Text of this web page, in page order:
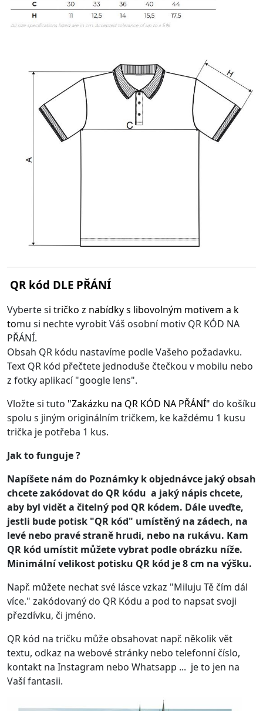
QR kód DLE PŘÁNÍ
Vyberte si tričko z nabídky s libovolným motivem a k
tomu si nechte vyrobit Váš osobní motiv QR KÓD NA
PŘÁNÍ.
Obsah QR kódu nastavíme podle Vašeho požadavku.
Text QR kód přečtete jednoduše čtečkou v mobilu nebo
z fotky aplikací "google lens".
Vložte si tuto "Zakázku na QR KÓD NA PŘÁNÍ" do košíku
spolu s jiným originálním tričkem, ke každému 1 kusu
trička je potřeba 1 kus.
Jak to funguje ?
Napíšete nám do Poznámky k objednávce jaký obsah
chcete zakódovat do QR kódu a jaký nápis chcete,
aby byl vidět a čitelný pod QR kódem. Dále uveďte,
jestli bude potisk "QR kód" umístěný na zádech, na
levé nebo pravé straně hrudi, nebo na rukávu. Kam
QR kód umístit můžete vybrat podle obrázku níže.
Minimální velikost potisku QR kód je 8 cm na výšku.
Např. můžete nechat své lásce vzkaz "Miluju Tě čím dál
více." zakódovaný do QR Kódu a pod to napsat svoji
přezdívku, či jméno.
QR kód na tričku může obsahovat např. několik vět
textu, odkaz na webové stránky nebo telefonní číslo,
kontakt na Instagram nebo Whatsapp ... je to jen na
Vaší fantasii.